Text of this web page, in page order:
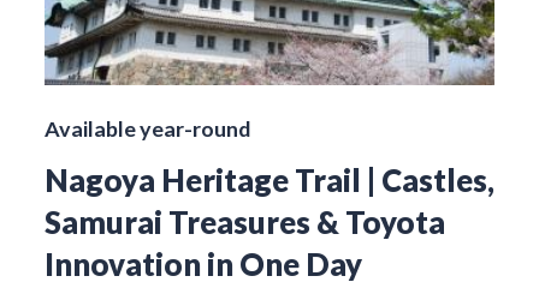
Available year-round
Nagoya Heritage Trail | Castles,
Samurai Treasures & Toyota
Innovation in One Day